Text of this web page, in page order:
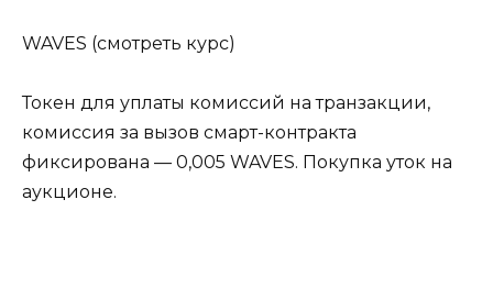
WAVES (смотреть курс)
Токен для уплаты комиссий на транзакции,
комиссия за вызов смарт-контракта
фиксирована — 0,005 WAVES. Покупка уток на
аукционе.